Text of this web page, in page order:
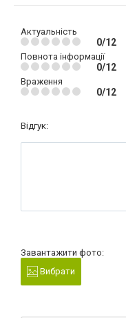
Актуальність
0/12
Повнота інформації
0/12
Враження
0/12
Відгук:
Завантажити фото:
Вибрати